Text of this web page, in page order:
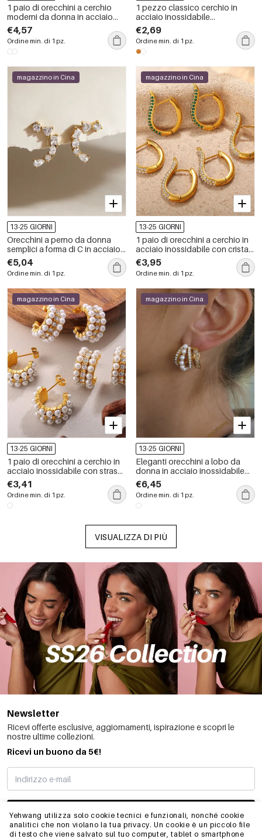
Yehwang utilizza solo cookie tecnici e funzionali, nonché cookie
analitici che non violano la tua privacy. Un cookie è un piccolo file
di testo che viene salvato sul tuo computer, tablet o smartphone
1 paio di orecchini a cerchio
moderni da donna in acciaio
inossidabile color oro
impermeabili
€4,57
Ordine min. di 1 pz.
1 pezzo classico cerchio in
acciaio inossidabile
impermeabile color oro zircone
orecchini da donna
€2,69
Ordine min. di 1 pz.
magazzino in Cina
13-25 GIORNI
Orecchini a perno da donna
semplici a forma di C in acciaio
inossidabile color oro con
zirconi, impermeabili.
€5,04
Ordine min. di 1 pz.
magazzino in Cina
13-25 GIORNI
1 paio di orecchini a cerchio in
acciaio inossidabile con cristalli
color oro impermeabili
€3,95
Ordine min. di 1 pz.
magazzino in Cina
13-25 GIORNI
1 paio di orecchini a cerchio in
acciaio inossidabile con strass
color oro impermeabili
€3,41
Ordine min. di 1 pz.
magazzino in Cina
13-25 GIORNI
Eleganti orecchini a lobo da
donna in acciaio inossidabile
color oro, impermeabili, con
zirconi e perle.
€6,45
Ordine min. di 1 pz.
VISUALIZZA DI PIÙ
Newsletter
Ricevi offerte esclusive, aggiornamenti, ispirazione e scopri le
nostre ultime collezioni.
Ricevi un buono da 5€!
MI STO REGISTRANDO